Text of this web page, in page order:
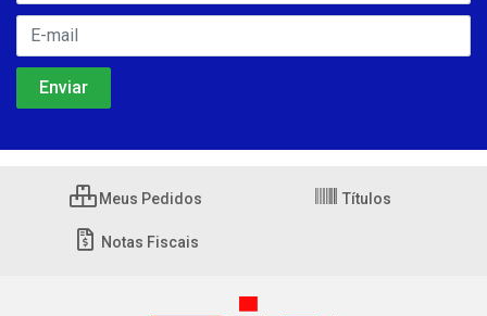
Meus Pedidos Títulos
Notas Fiscais